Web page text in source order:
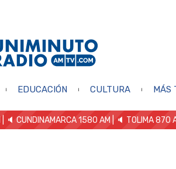
EDUCACIÓN CULTURA MÁS
| 🔈 CUNDINAMARCA 1580 AM | 🔈 TOLIMA 870